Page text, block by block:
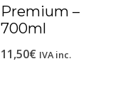
Premium –
700ml
11,50€ IVA inc.